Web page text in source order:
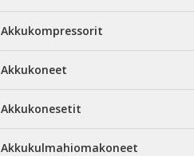
Akkukompressorit
Akkukoneet
Akkukonesetit
Akkukulmahiomakoneet